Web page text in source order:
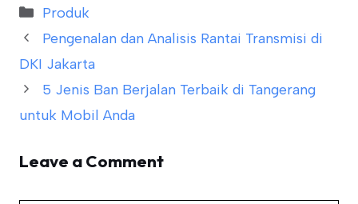
Categories
Produk
Pengenalan dan Analisis Rantai Transmisi di
DKI Jakarta
5 Jenis Ban Berjalan Terbaik di Tangerang
untuk Mobil Anda
Leave a Comment